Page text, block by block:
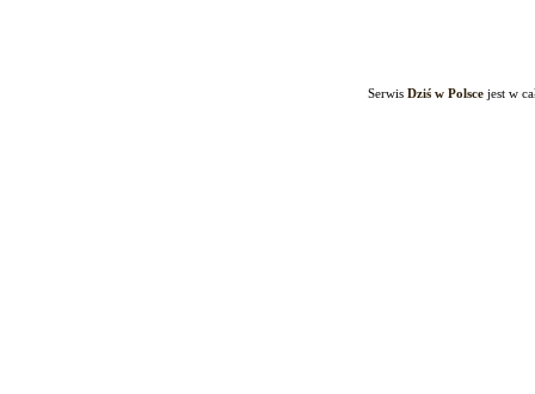
Serwis Dziś w Polscejest w